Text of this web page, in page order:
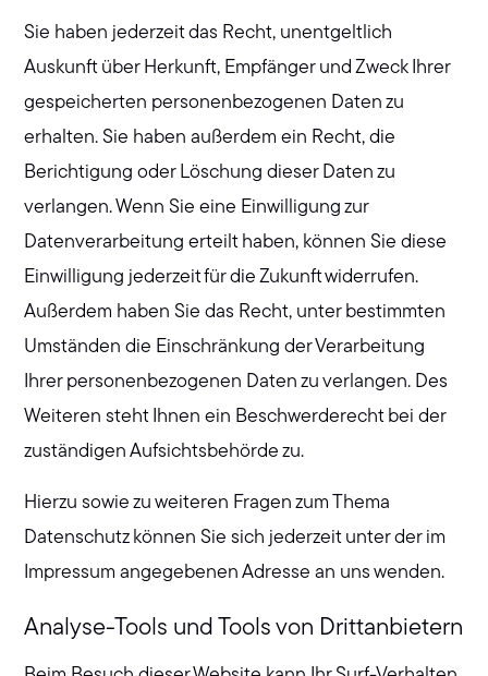
Sie haben jederzeit das Recht, unentgeltlich
Auskunft über Herkunft, Empfänger und Zweck Ihrer
gespeicherten personenbezogenen Daten zu
erhalten. Sie haben außerdem ein Recht, die
Berichtigung oder Löschung dieser Daten zu
verlangen. Wenn Sie eine Einwilligung zur
Datenverarbeitung erteilt haben, können Sie diese
Einwilligung jederzeit für die Zukunft widerrufen.
Außerdem haben Sie das Recht, unter bestimmten
Umständen die Einschränkung der Verarbeitung
Ihrer personenbezogenen Daten zu verlangen. Des
Weiteren steht Ihnen ein Beschwerderecht bei der
zuständigen Aufsichtsbehörde zu.
Hierzu sowie zu weiteren Fragen zum Thema
Datenschutz können Sie sich jederzeit unter der im
Impressum angegebenen Adresse an uns wenden.
Analyse-Tools und Tools von Drittanbietern